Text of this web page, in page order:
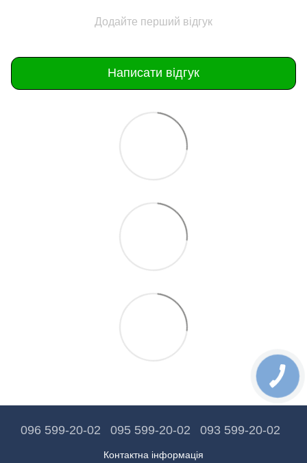
Додайте перший відгук
Написати відгук
096 599-20-02 095 599-20-02 093 599-20-02
Контактна інформація